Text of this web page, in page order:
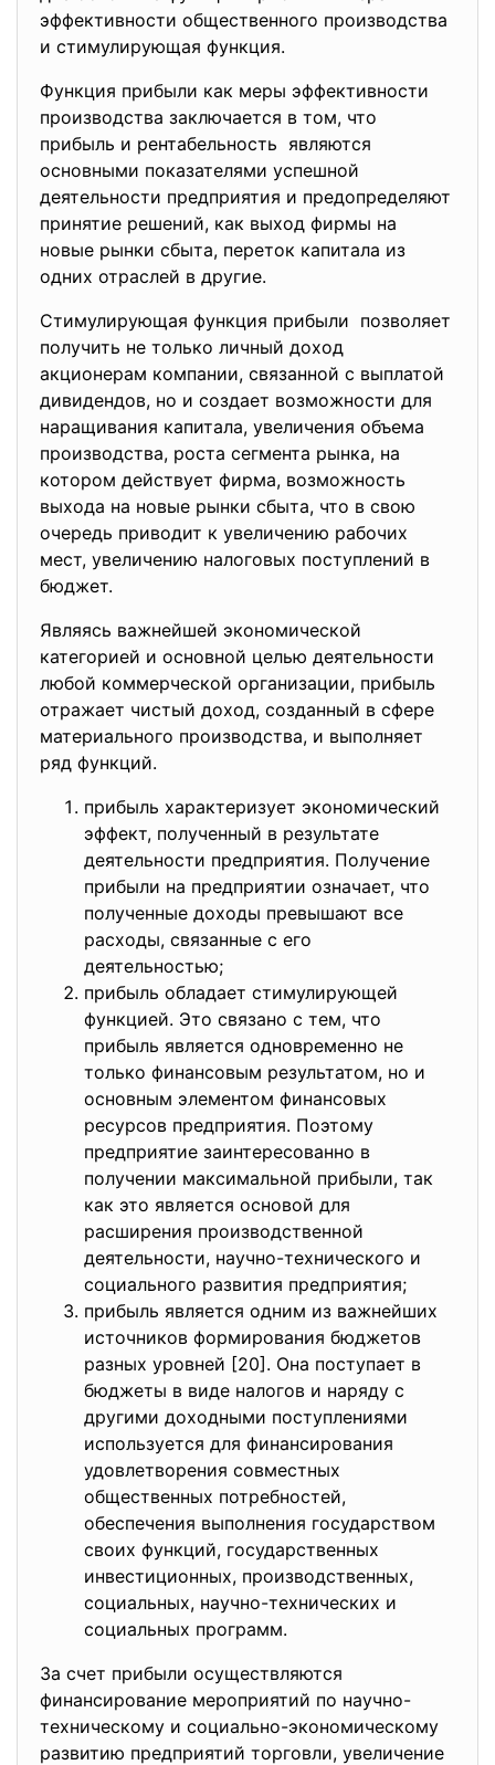
эффективности общественного производства
и стимулирующая функция.
Функция прибыли как меры эффективности
производства заключается в том, что
прибыль и рентабельность являются
основными показателями успешной
деятельности предприятия и предопределяют
принятие решений, как выход фирмы на
новые рынки сбыта, переток капитала из
одних отраслей в другие.
Стимулирующая функция прибыли позволяет
получить не только личный доход
акционерам компании, связанной с выплатой
дивидендов, но и создает возможности для
наращивания капитала, увеличения объема
производства, роста сегмента рынка, на
котором действует фирма, возможность
выхода на новые рынки сбыта, что в свою
очередь приводит к увеличению рабочих
мест, увеличению налоговых поступлений в
бюджет.
Являясь важнейшей экономической
категорией и основной целью деятельности
любой коммерческой организации, прибыль
отражает чистый доход, созданный в сфере
материального производства, и выполняет
ряд функций.
прибыль характеризует экономический
эффект, полученный в результате
деятельности предприятия. Получение
прибыли на предприятии означает, что
полученные доходы превышают все
расходы, связанные с его
деятельностью;
прибыль обладает стимулирующей
функцией. Это связано с тем, что
прибыль является одновременно не
только финансовым результатом, но и
основным элементом финансовых
ресурсов предприятия. Поэтому
предприятие заинтересованно в
получении максимальной прибыли, так
как это является основой для
расширения производственной
деятельности, научно-технического и
социального развития предприятия;
прибыль является одним из важнейших
источников формирования бюджетов
разных уровней [20]. Она поступает в
бюджеты в виде налогов и наряду с
другими доходными поступлениями
используется для финансирования
удовлетворения совместных
общественных потребностей,
обеспечения выполнения государством
своих функций, государственных
инвестиционных, производственных,
социальных, научно-технических и
социальных программ.
За счет прибыли осуществляются
финансирование мероприятий по научно-
техническому и социально-экономическому
развитию предприятий торговли, увеличение